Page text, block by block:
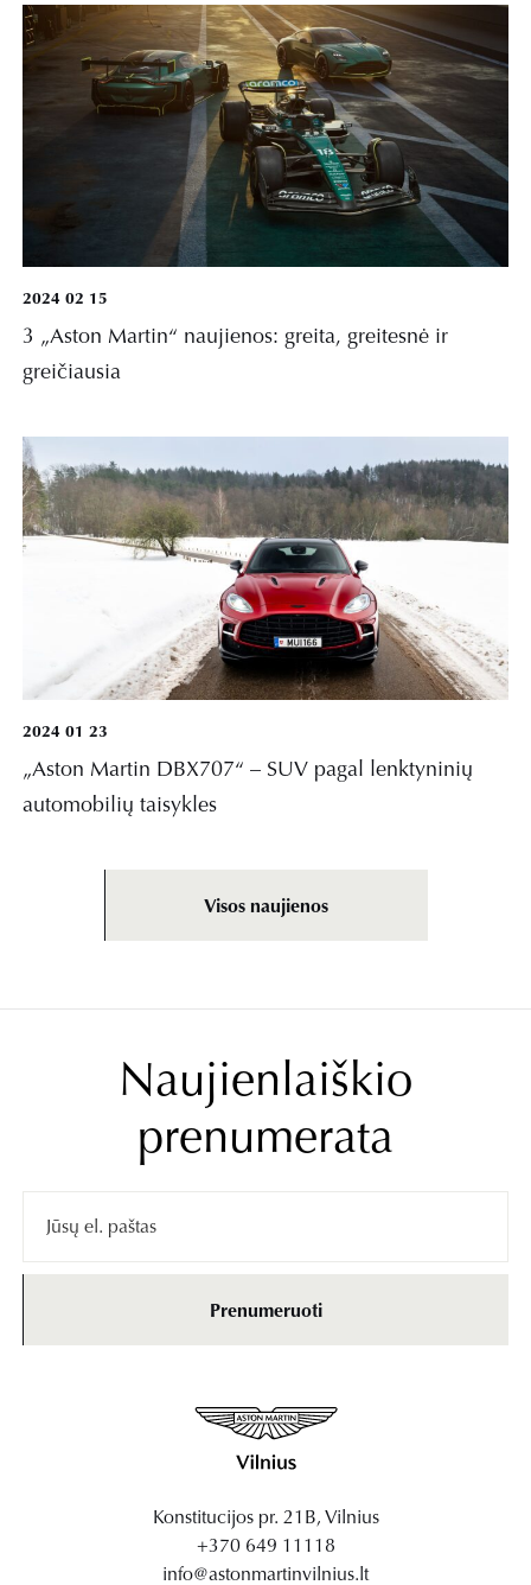
2024 02 15
3 „Aston Martin“ naujienos: greita, greitesnė ir
greičiausia
2024 01 23
„Aston Martin DBX707“ – SUV pagal lenktyninių
automobilių taisykles
Visos naujienos
Naujienlaiškio
prenumerata
Prenumeruoti
Konstitucijos pr. 21B, Vilnius
+370 649 11118
info@astonmartinvilnius.lt